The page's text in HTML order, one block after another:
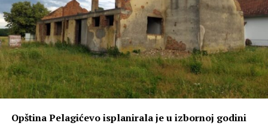
Opština Pelagićevo isplanirala je u izbornoj godini